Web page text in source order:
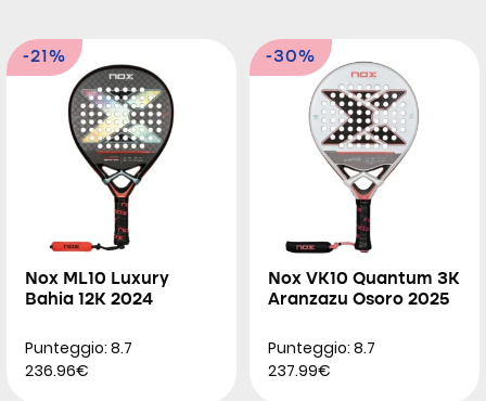
-21%
Nox ML10 Luxury
Bahia 12K 2024
Punteggio: 8.7
236.96€
-30%
Nox VK10 Quantum 3K
Aranzazu Osoro 2025
Punteggio: 8.7
237.99€